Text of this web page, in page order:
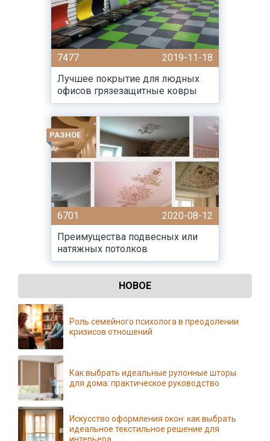
7477
2019-11-18
Лучшее покрытие для людных
офисов грязезащитные ковры
РАЗНОЕ
6701
2020-08-12
Преимущества подвесных или
натяжных потолков
НОВОЕ
Роль семейного психолога в преодолении
кризисов отношений
Как выбрать идеальные рулонные шторы
для дома: практическое руководство
Искусство оформления окон: как выбрать
идеальное текстильное решение для